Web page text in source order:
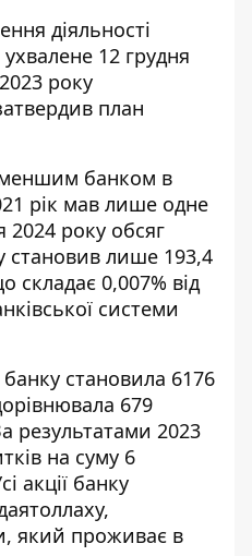
діяльності
12 грудня
року
план
банком в
рік мав лише одне
2024 року обсяг
становив лише 193,4
складає 0,007% від
системи
банку становила 6176
679
результатами 2023
на суму 6
акції банку
який проживає в